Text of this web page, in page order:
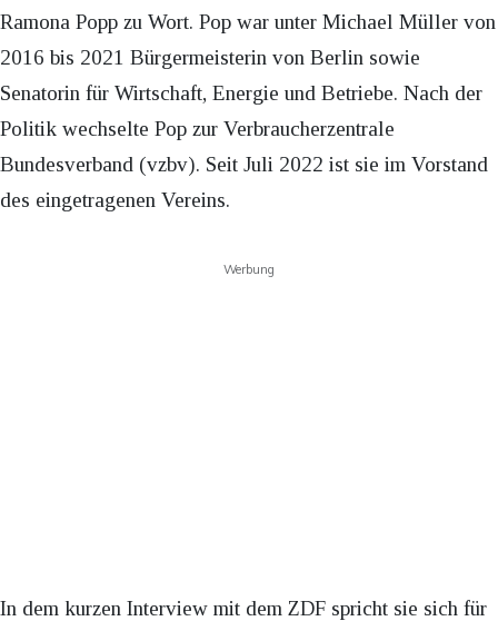
Ramona Popp zu Wort. Pop war unter Michael Müller von
2016 bis 2021 Bürgermeisterin von Berlin sowie
Senatorin für Wirtschaft, Energie und Betriebe. Nach der
Politik wechselte Pop zur Verbraucherzentrale
Bundesverband (vzbv). Seit Juli 2022 ist sie im Vorstand
des eingetragenen Vereins.
Werbung
In dem kurzen Interview mit dem ZDF spricht sie sich für